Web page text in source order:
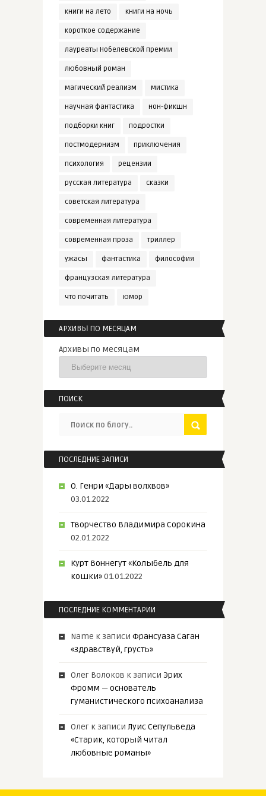
книги на лето книги на ночь
короткое содержание
лауреаты Нобелевской премии
любовный роман
магический реализм мистика
научная фантастика нон-фикшн
подборки книг подростки
постмодернизм приключения
психология рецензии
русская литература сказки
советская литература
современная литература
современная проза триллер
ужасы фантастика философия
французская литература
что почитать юмор
АРХИВЫ ПО МЕСЯЦАМ
Архивы по месяцам
ПОИСК
ПОСЛЕДНИЕ ЗАПИСИ
О. Генри «Дары волхвов»
03.01.2022
Творчество Владимира Сорокина
02.01.2022
Курт Воннегут «Колыбель для
кошки» 01.01.2022
ПОСЛЕДНИЕ КОММЕНТАРИИ
Name к записи Франсуаза Саган
«Здравствуй, грусть»
Олег Волоков к записи Эрих
Фромм — основатель
гуманистического психоанализа
Олегк записи Луис Сепульведа
«Старик, который читал
любовные романы»